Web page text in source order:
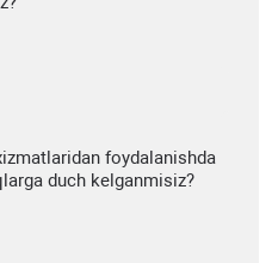
foydalanishda
duch kelganmisiz?